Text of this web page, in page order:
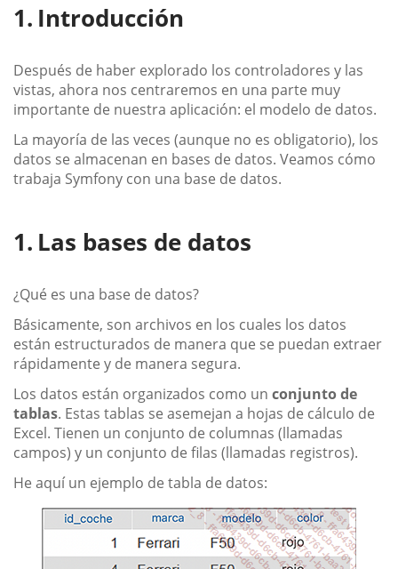
Introducción
Después de haber explorado los controladores y las
vistas, ahora nos centraremos en una parte muy
importante de nuestra aplicación: el modelo de datos.
La mayoría de las veces (aunque no es obligatorio), los
datos se almacenan en bases de datos. Veamos cómo
trabaja Symfony con una base de datos.
Las bases de datos
¿Qué es una base de datos?
Básicamente, son archivos en los cuales los datos
están estructurados de manera que se puedan extraer
rápidamente y de manera segura.
Los datos están organizados como un conjunto de
tablas. Estas tablas se asemejan a hojas de cálculo de
Excel. Tienen un conjunto de columnas (llamadas
campos) y un conjunto de filas (llamadas registros).
He aquí un ejemplo de tabla de datos: